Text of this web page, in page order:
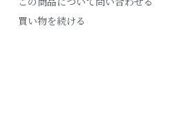
買い物を続ける